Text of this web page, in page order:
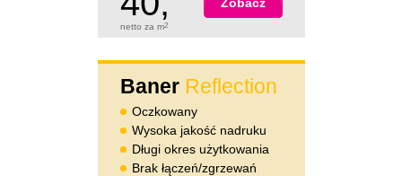
netto za m2
Baner Reflection
Oczkowany
Wysoka jakość nadruku
Długi okres użytkowania
Brak łączeń/zgrzewań